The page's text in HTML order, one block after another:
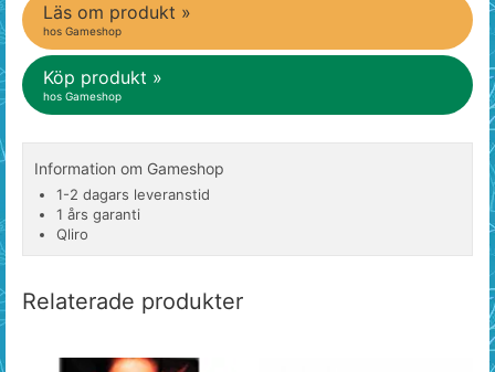
Läs om produkt »
hos Gameshop
Köp produkt »
hos Gameshop
Information om Gameshop
1-2 dagars leveranstid
1 års garanti
Qliro
Relaterade produkter